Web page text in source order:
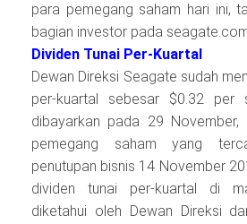
para pemegang saham hari ini,
bagian investor pada
Dividen Tunai Per-Kuartal
Dewan Direksi Seagate sudah
per-kuartal sebesar $0.32 per
dibayarkan pada 29
pemegang saham yang
penutupan bisnis 14 November
dividen tunai per-kuartal di
diketahui oleh Dewan Direksi